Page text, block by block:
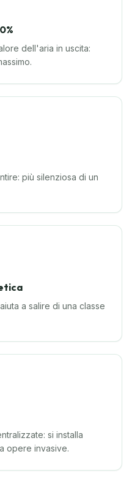
dell'aria in uscita:
più silenziosa di un
a salire di una classe
si installa
opere invasive.